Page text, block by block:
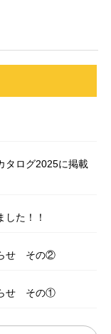
タログ2025に掲載
た！！
らせ その②
らせ その①